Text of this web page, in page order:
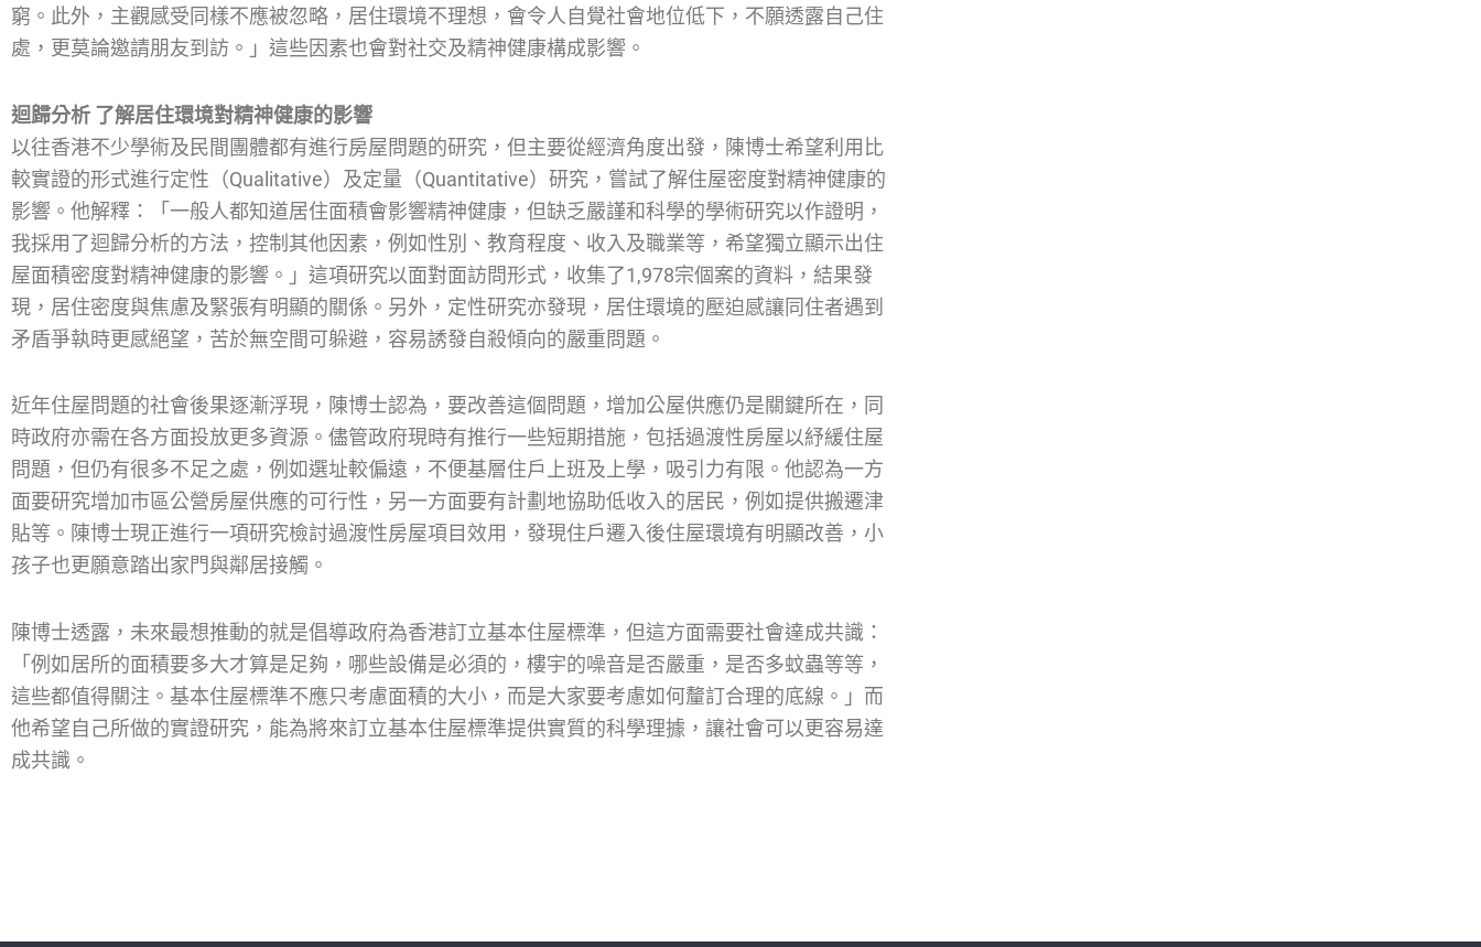
窮。此外，主觀感受同樣不應被忽略，居住環境不理想，會令人自覺社會地位低下，不願透露自己住
處，更莫論邀請朋友到訪。」這些因素也會對社交及精神健康構成影響。
迴歸分析 了解居住環境對精神健康的影響
以往香港不少學術及民間團體都有進行房屋問題的研究，但主要從經濟角度出發，陳博士希望利用比
較實證的形式進行定性（Qualitative）及定量（Quantitative）研究，嘗試了解住屋密度對精神健康的
影響。他解釋：「一般人都知道居住面積會影響精神健康，但缺乏嚴謹和科學的學術研究以作證明，
我採用了迴歸分析的方法，控制其他因素，例如性別、教育程度、收入及職業等，希望獨立顯示出住
屋面積密度對精神健康的影響。」這項研究以面對面訪問形式，收集了1,978宗個案的資料，結果發
現，居住密度與焦慮及緊張有明顯的關係。另外，定性研究亦發現，居住環境的壓迫感讓同住者遇到
矛盾爭執時更感絕望，苦於無空間可躲避，容易誘發自殺傾向的嚴重問題。
近年住屋問題的社會後果逐漸浮現，陳博士認為，要改善這個問題，增加公屋供應仍是關鍵所在，同
時政府亦需在各方面投放更多資源。儘管政府現時有推行一些短期措施，包括過渡性房屋以紓緩住屋
問題，但仍有很多不足之處，例如選址較偏遠，不便基層住戶上班及上學，吸引力有限。他認為一方
面要研究增加市區公營房屋供應的可行性，另一方面要有計劃地協助低收入的居民，例如提供搬遷津
貼等。陳博士現正進行一項研究檢討過渡性房屋項目效用，發現住戶遷入後住屋環境有明顯改善，小
孩子也更願意踏出家門與鄰居接觸。
陳博士透露，未來最想推動的就是倡導政府為香港訂立基本住屋標準，但這方面需要社會達成共識：
「例如居所的面積要多大才算是足夠，哪些設備是必須的，樓宇的噪音是否嚴重，是否多蚊蟲等等，
這些都值得關注。基本住屋標準不應只考慮面積的大小，而是大家要考慮如何釐訂合理的底線。」而
他希望自己所做的實證研究，能為將來訂立基本住屋標準提供實質的科學理據，讓社會可以更容易達
成共識。